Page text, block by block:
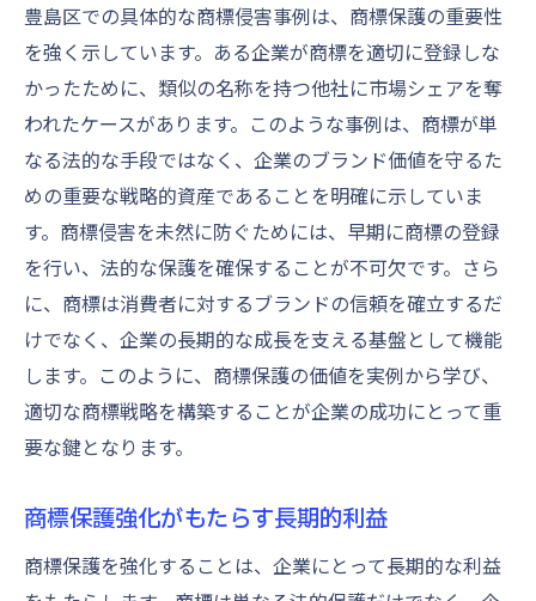
豊島区での具体的な商標侵害事例は、商標保護の重要性
を強く示しています。ある企業が商標を適切に登録しな
かったために、類似の名称を持つ他社に市場シェアを奪
われたケースがあります。このような事例は、商標が単
なる法的な手段ではなく、企業のブランド価値を守るた
めの重要な戦略的資産であることを明確に示していま
す。商標侵害を未然に防ぐためには、早期に商標の登録
を行い、法的な保護を確保することが不可欠です。さら
に、商標は消費者に対するブランドの信頼を確立するだ
けでなく、企業の長期的な成長を支える基盤として機能
します。このように、商標保護の価値を実例から学び、
適切な商標戦略を構築することが企業の成功にとって重
要な鍵となります。
商標保護強化がもたらす長期的利益
商標保護を強化することは、企業にとって長期的な利益